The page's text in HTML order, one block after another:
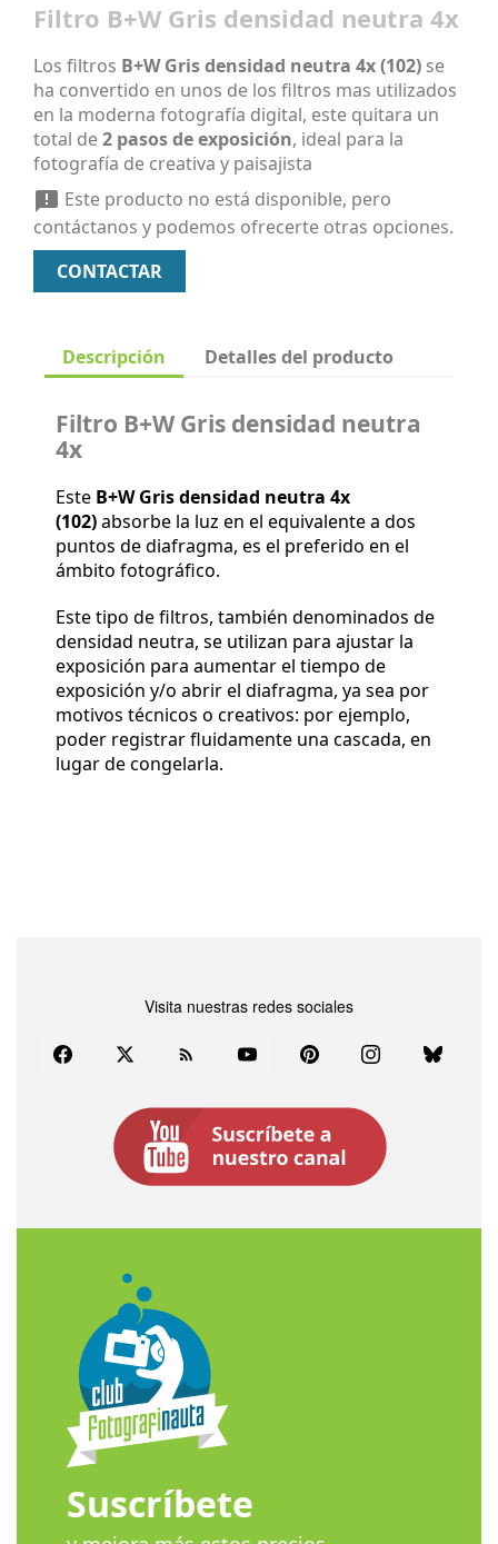
Filtro B+W Gris densidad neutra 4x
Los filtros B+W Gris densidad neutra 4x (102) se
ha convertido en unos de los filtros mas utilizados
en la moderna fotografía digital, este quitara un
total de2 pasos de exposición, ideal para la
fotografía de creativa y paisajista
 Este producto no está disponible, pero
contáctanos y podemos ofrecerte otras opciones.
CONTACTAR
Descripción Detalles del producto
Filtro B+W Gris densidad neutra
4x
Este B+W Gris densidad neutra 4x
(102)absorbe la luz en el equivalente a dos
puntos de diafragma, es el preferido en el
ámbito fotográfico.
Este tipo de filtros, también denominados de
densidad neutra, se utilizan para ajustar la
exposición para aumentar el tiempo de
exposición y/o abrir el diafragma, ya sea por
motivos técnicos o creativos: por ejemplo,
poder registrar fluidamente una cascada, en
lugar de congelarla.
Visita nuestras redes sociales
FacebookTwitter Rss YouTubePinterestInstagramBluesky
Suscríbete